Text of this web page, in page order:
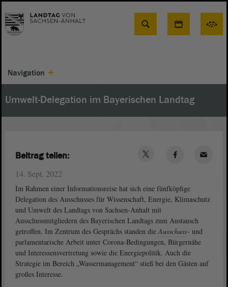
Suche
Navigation
Umwelt-Delegation im Bayerischen Landtag
14. Sept. 2022
Im Rahmen einer Informationsreise hat sich eine fünfköpfige
Delegation des Ausschusses für Wissenschaft, Energie, Klimaschutz
und Umwelt des Landtags von Sachsen-Anhalt mit
Ausschussmitgliedern des Bayerischen Landtags zum Austausch
getroffen. Im Zentrum des Gesprächs standen dieAusschuss- und
parlamentarische Arbeit unter Corona-Bedingungen, Bürgernähe
und Interessensvertretung sowie die Energiepolitik. Auch die
Strategie im Bereich „Wassermanagement“ stieß bei den Gästen auf
großes Interesse.
Beitrag teilen: